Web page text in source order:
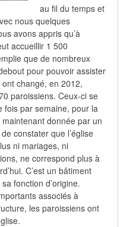
au fil du temps et
nous quelques
avons appris qu’à
accueillir 1 500
que de nombreux
pour pouvoir assister
changé, en 2012,
paroissiens. Ceux-ci se
fois par semaine, pour la
donnée par un
constater que l’église
ni mariages, ni
ne correspond plus à
C’est un bâtiment
fonction d’origine.
associés à
les paroissiens ont